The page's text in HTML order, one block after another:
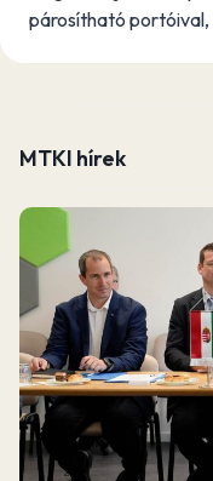
párosítható portóival,
MTKI hírek